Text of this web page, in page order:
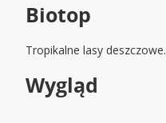
Biotop
Tropikalne lasy deszczowe.
Wygląd